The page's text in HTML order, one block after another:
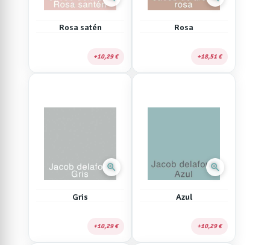
Rosa satén
10,29 €
Rosa
18,51 €
zoom_in
Gris
10,29 €
zoom_in
Azul
10,29 €